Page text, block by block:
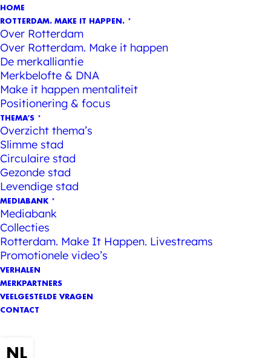
HOME
ROTTERDAM. MAKE IT HAPPEN.
Over Rotterdam
Over Rotterdam. Make it happen
De merkalliantie
Merkbelofte & DNA
Make it happen mentaliteit
Positionering & focus
THEMA’S
Overzicht thema’s
Slimme stad
Circulaire stad
Gezonde stad
Levendige stad
MEDIABANK
Mediabank
Collecties
Rotterdam. Make It Happen. Livestreams
Promotionele video’s
VERHALEN
MERKPARTNERS
VEELGESTELDE VRAGEN
CONTACT